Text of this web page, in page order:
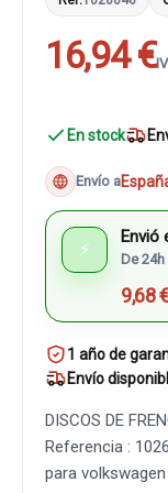
16,94 €
En stock
Envío a
⚡
Envió
De
9,68
1 año de
Envío
DISCOS DE
Referencia :
para